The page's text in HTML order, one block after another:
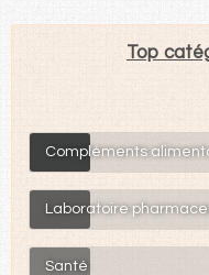
Top
Compléments
Laboratoire
Santé